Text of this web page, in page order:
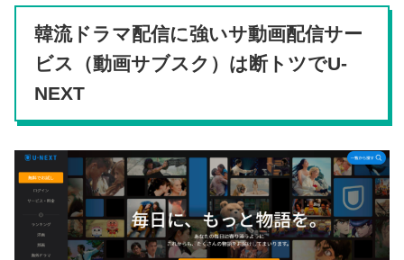
韓流ドラマ配信に強いサ動画配信サー
ビス（動画サブスク）は断トツでU-
NEXT